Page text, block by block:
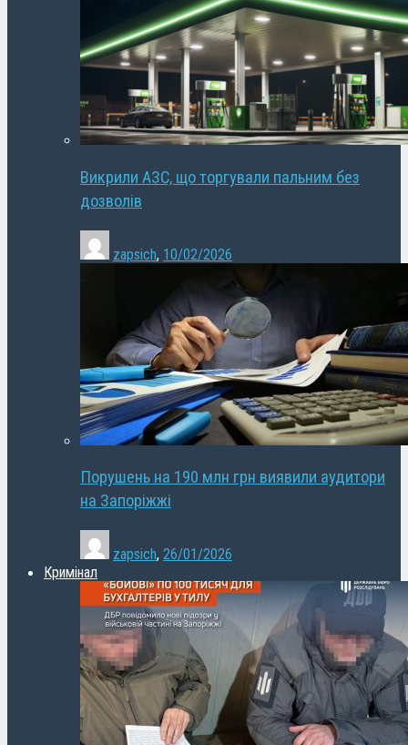
Викрили АЗС, що торгували пальним без
дозволів
zapsich, 10/02/2026
Порушень на 190 млн грн виявили аудитори
на Запоріжжі
zapsich, 26/01/2026
Кримінал